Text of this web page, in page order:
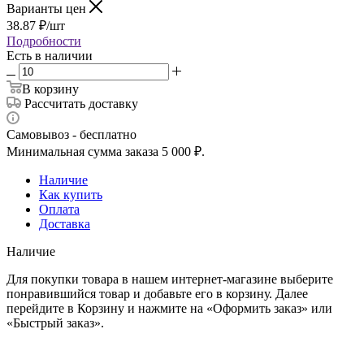
Варианты цен
38.87 ₽/шт
Подробности
Есть в наличии
В корзину
Рассчитать доставку
Самовывоз - бесплатно
Минимальная сумма заказа 5 000 ₽.
Наличие
Как купить
Оплата
Доставка
Наличие
Для покупки товара в нашем интернет-магазине выберите
понравившийся товар и добавьте его в корзину. Далее
перейдите в Корзину и нажмите на «Оформить заказ» или
«Быстрый заказ».